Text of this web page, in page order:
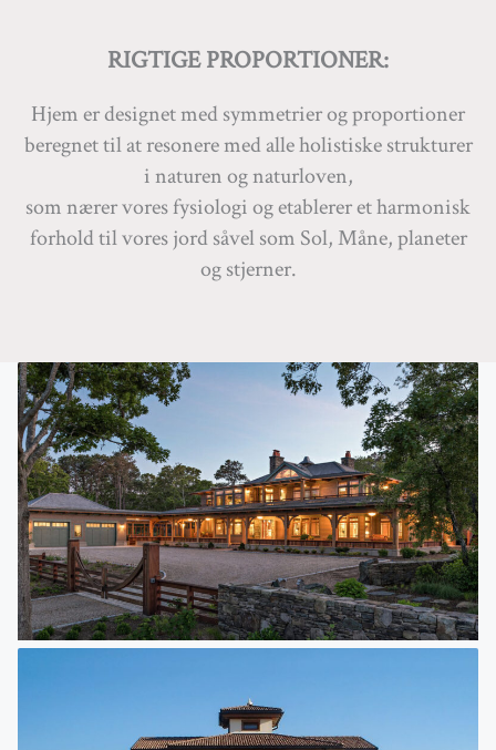
RIGTIGE PROPORTIONER:
Hjem er designet med symmetrier og proportioner
beregnet til at resonere med alle holistiske strukturer
i naturen og naturloven,
som nærer vores fysiologi og etablerer et harmonisk
forhold til vores jord såvel som Sol, Måne, planeter
og stjerner.